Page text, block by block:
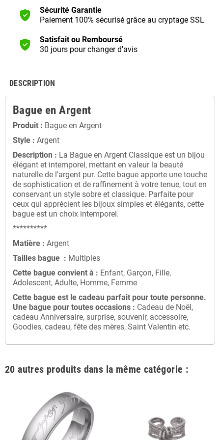
Sécurité Garantie
Paiement 100% sécurisé grâce au cryptage SSL
Satisfait ou Remboursé
30 jours pour changer d'avis
DESCRIPTION
Bague en Argent
Produit : Bague en Argent
Style : Argent
Description : La Bague en Argent Classique est un bijou
élégant et intemporel, mettant en valeur la beauté
naturelle de l'argent pur. Cette bague apporte une touche
de sophistication et de raffinement à votre tenue, tout en
conservant un style sobre et classique. Parfaite pour
ceux qui apprécient les bijoux simples et élégants, cette
bague est un choix intemporel.
**********
Matière : Argent
Tailles bague : Multiples
Cette bague convient à : Enfant, Garçon, Fille,
Adolescent, Adulte, Homme, Femme
Cette bague est le cadeau parfait pour toute personne.
Une bague pour toutes occasions : Cadeau de Noël,
cadeau Anniversaire, surprise, souvenir, accessoire,
Goodies, cadeau, fête des mères, Saint Valentin etc.
20 autres produits dans la même catégorie :